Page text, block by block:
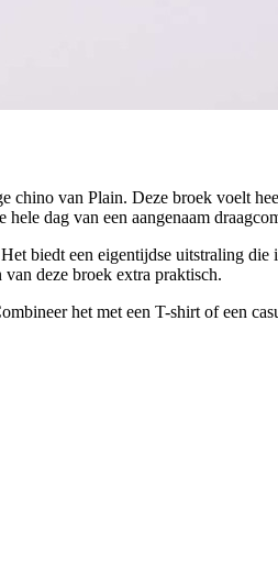
van Plain. Deze broek voelt
dag van een aangenaam
biedt een eigentijdse uitstraling
deze broek extra praktisch.
het met een T-shirt of een